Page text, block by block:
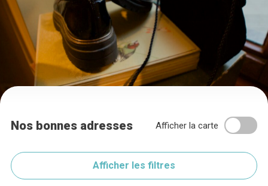
Nos bonnes adresses Afficher la carte
Afficher les filtres